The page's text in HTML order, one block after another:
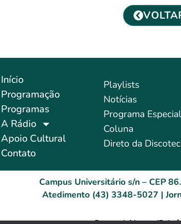
Início
Programação
Programas
A Rádio
Apoio Cultural
Contato
Playlists
Notícias
Programa Especial
Coluna
Direto da
Campus Universitário s/n – CEP
Atedimento (43) 3348-5027 |